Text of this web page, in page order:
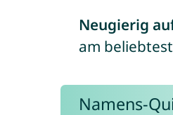
Neugierig
am
Namens-